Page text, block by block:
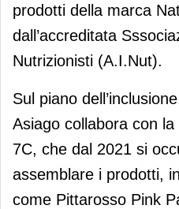
prodotti della marca
dall’accreditata
Nutrizionisti (A.I.Nut).
Sul piano
Asiago collabora con
7C, che dal 2021 si
assemblare i prodotti,
come Pittarosso Pink